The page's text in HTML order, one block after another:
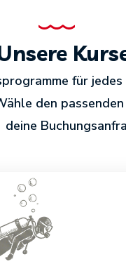
für jedes
den
deine